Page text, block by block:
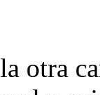
otra